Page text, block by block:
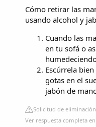
Cómo retirar las
usando alcohol y
Cuando las
en tu sofá o
Escúrrela
gotas en el
jabón de
Solicitud de eliminación
Ver respuesta completa